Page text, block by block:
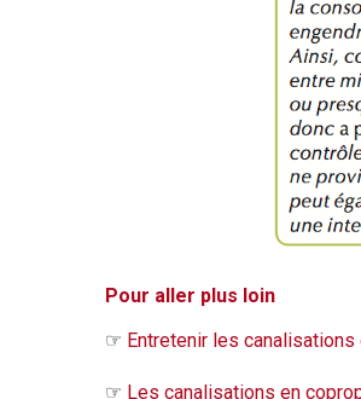
Pour aller plus loin
☞ Entretenir les
☞ Les canalisations en